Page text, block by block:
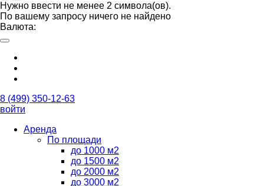
Нужно ввести не менее 2 символа(ов).
По вашему запросу ничего не найдено
Валюта:
8 (499) 350-12-63
войти
Аренда
По площади
до 1000 м2
до 1500 м2
до 2000 м2
до 3000 м2